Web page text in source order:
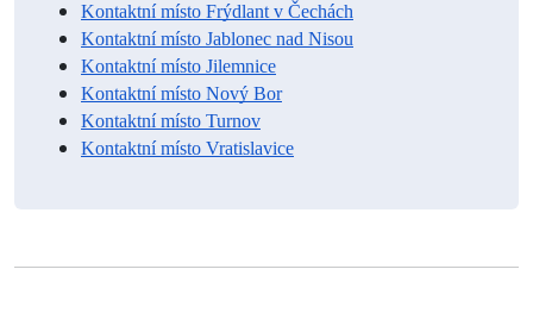
Kontaktní místo Frýdlant v Čechách
Kontaktní místo Jablonec nad Nisou
Kontaktní místo Jilemnice
Kontaktní místo Nový Bor
Kontaktní místo Turnov
Kontaktní místo Vratislavice